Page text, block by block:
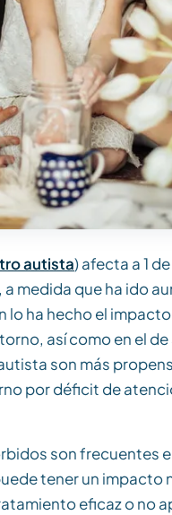
autista) afecta a 1
medida que ha ido
ha hecho el
así como en el
son más
por déficit de
son frecuentes
tener un impacto
eficaz o no